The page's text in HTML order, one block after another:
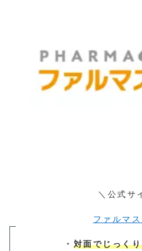
＼公式サ
ファルマ
・ 対面でじっく